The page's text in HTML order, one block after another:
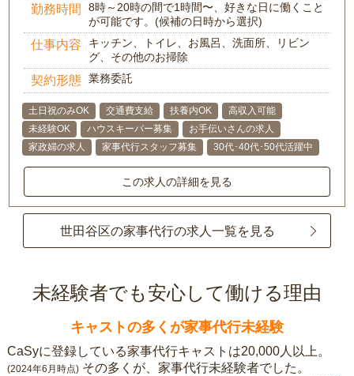
勤務時間
8時～20時の間で1時間〜、好きな日に働くこと
が可能です。(候補の日時から選択)
仕事内容
キッチン、トイレ、お風呂、洗面所、リビン
グ、その他のお掃除
契約形態 業務委託
土日祝のみOK 交通費支給 扶養内OK
高収入可能
未経験OK
ハウスキーパー募集
お手伝いさんの求人
家政婦の求人
家事代行スタッフ募集 30代･40代･50代活躍中
この求人の詳細を見る
世田谷区の家事代行の求人一覧を見る
未経験者でも安心して働ける理由
キャストの多くが家事代行未経験
CaSyに登録している家事代行キャストは20,000人以上。
(2024年6月時点) その多くが、家事代行未経験者でした。